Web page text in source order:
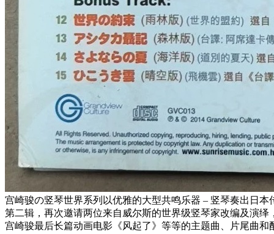
宫崎骏の竖琴世界系列以优雅的大型共鸣乐器 – 竖琴奏出日
第二辑，再次邀请两位来自威尔斯的世界级竖琴家改编及演
宫崎骏最后长篇动画电影《风起了》等等的主题曲、片尾曲